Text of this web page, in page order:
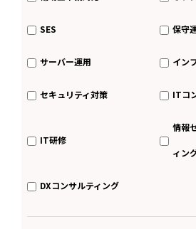
SES 保守
サーバー運用 イン
セキュリティ対策 ITコ
IT研修
情報
ィン
DXコンサルティング